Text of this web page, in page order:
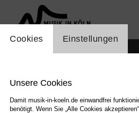
Einstellung
Cookies Einstellungen
Unsere Cookies
Damit musik-in-koeln.de einwandfrei
benötigt. Wenn Sie „Alle Cookies